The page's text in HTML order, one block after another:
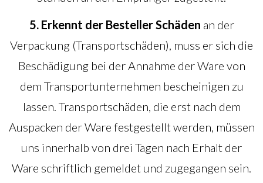
5. Erkennt der Besteller Schäden an der
Verpackung (Transportschäden), muss er sich die
Beschädigung bei der Annahme der Ware von
dem Transportunternehmen bescheinigen zu
lassen. Transportschäden, die erst nach dem
Auspacken der Ware festgestellt werden, müssen
uns innerhalb von drei Tagen nach Erhalt der
Ware schriftlich gemeldet und zugegangen sein.